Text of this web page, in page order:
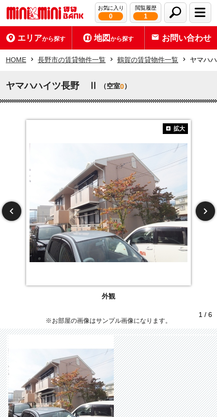
お気に入り
0
閲覧履歴
1
エリアから探す 地図から探す お問い合わせ
HOME 長野市の賃貸物件一覧 鶴賀の賃貸物件一覧 ヤマハ
ヤマハハイツ長野 Ⅱ （空室0）
外観
拡大
1 / 6
※お部屋の画像はサンプル画像になります。